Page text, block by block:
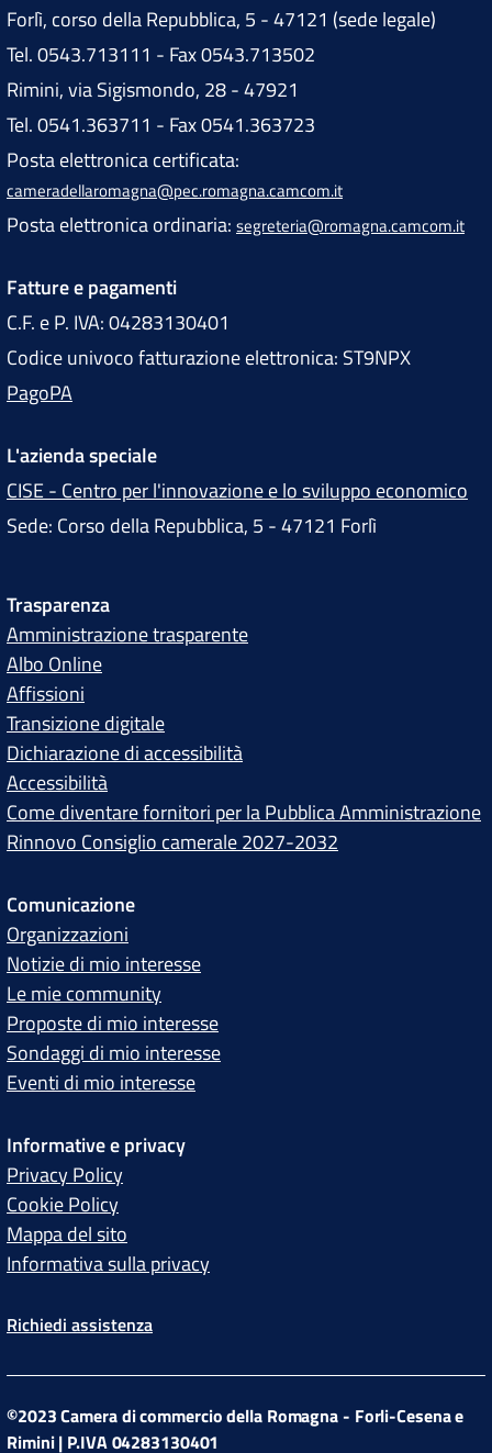
Forlì, corso della Repubblica, 5 - 47121 (sede legale)
Tel. 0543.713111 - Fax 0543.713502
Rimini, via Sigismondo, 28 - 47921
Tel. 0541.363711 - Fax 0541.363723
Posta elettronica certificata:
cameradellaromagna@pec.romagna.camcom.it
Posta elettronica ordinaria: segreteria@romagna.camcom.it
Fatture e pagamenti
C.F. e P. IVA: 04283130401
Codice univoco fatturazione elettronica: ST9NPX
PagoPA
L'azienda speciale
CISE - Centro per l'innovazione e lo sviluppo economico
Sede: Corso della Repubblica, 5 - 47121 Forlì
Trasparenza
Amministrazione trasparente
Albo Online
Affissioni
Transizione digitale
Dichiarazione di accessibilità
Accessibilità
Come diventare fornitori per la Pubblica Amministrazione
Rinnovo Consiglio camerale 2027-2032
Comunicazione
Organizzazioni
Notizie di mio interesse
Le mie community
Proposte di mio interesse
Sondaggi di mio interesse
Eventi di mio interesse
Informative e privacy
Privacy Policy
Cookie Policy
Mappa del sito
Informativa sulla privacy
Richiedi assistenza
©2023 Camera di commercio della Romagna - Forli-Cesena e
Rimini | P.IVA 04283130401